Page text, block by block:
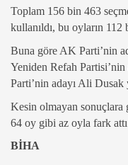
Toplam 156 bin 463
kullanıldı, bu oyların 112
Buna göre AK Parti’nin
Yeniden Refah
Parti’nin adayı Ali Dusak
Kesin olmayan
64 oy gibi az oyla fark
BİHA